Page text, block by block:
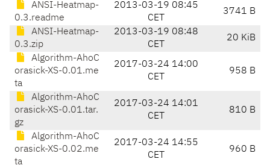
ANSI-Heatmap-
0.3.readme
2013-03-19 08:45
CET
3741 B
ANSI-Heatmap-
0.3.zip
2013-03-19 08:48
CET
20 KiB
Algorithm-AhoC
orasick-XS-0.01.me
ta
2017-03-24 14:00
CET
958 B
Algorithm-AhoC
orasick-XS-0.01.tar.
gz
2017-03-24 14:01
CET
810 B
Algorithm-AhoC
orasick-XS-0.02.me
ta
2017-03-24 14:55
CET
960 B